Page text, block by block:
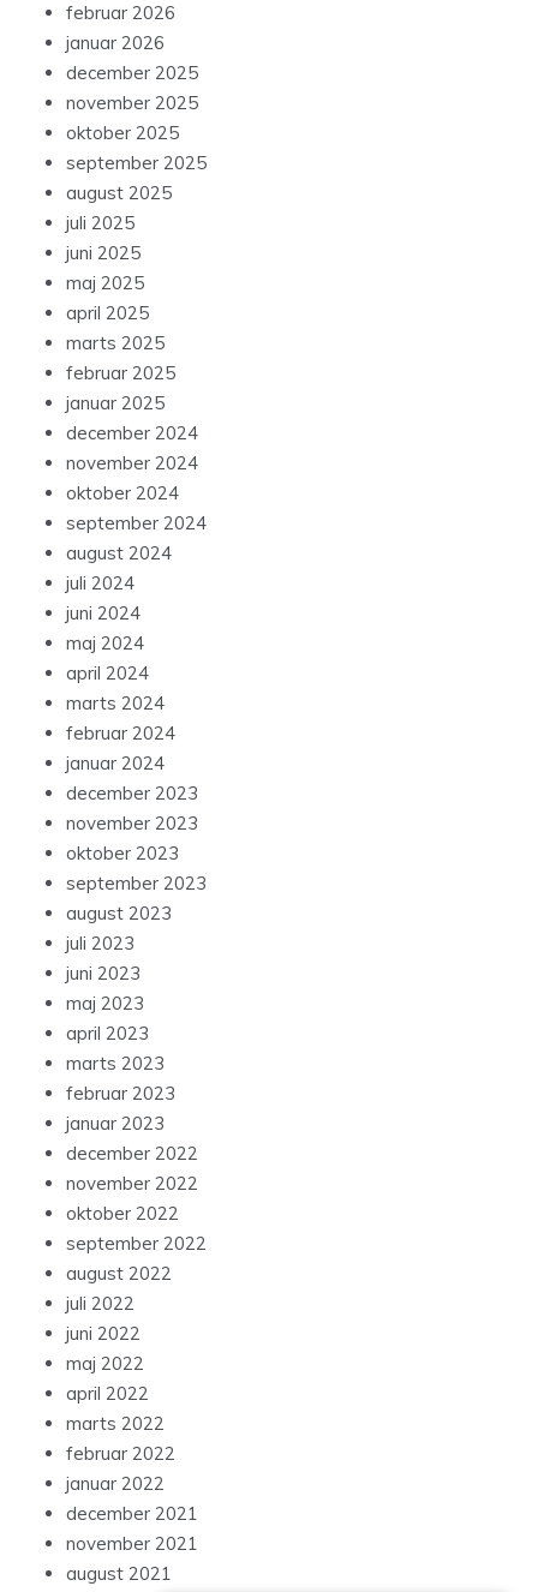
februar 2026
januar 2026
december 2025
november 2025
oktober 2025
september 2025
august 2025
juli 2025
juni 2025
maj 2025
april 2025
marts 2025
februar 2025
januar 2025
december 2024
november 2024
oktober 2024
september 2024
august 2024
juli 2024
juni 2024
maj 2024
april 2024
marts 2024
februar 2024
januar 2024
december 2023
november 2023
oktober 2023
september 2023
august 2023
juli 2023
juni 2023
maj 2023
april 2023
marts 2023
februar 2023
januar 2023
december 2022
november 2022
oktober 2022
september 2022
august 2022
juli 2022
juni 2022
maj 2022
april 2022
marts 2022
februar 2022
januar 2022
december 2021
november 2021
august 2021